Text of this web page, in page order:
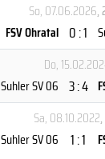
So, 07.06.2026,
FSV Ohratal 0 : 1
Do,
Suhler SV 06 3 : 4
Sa, 08.10.2022,
Suhler SV 06
1 : 1